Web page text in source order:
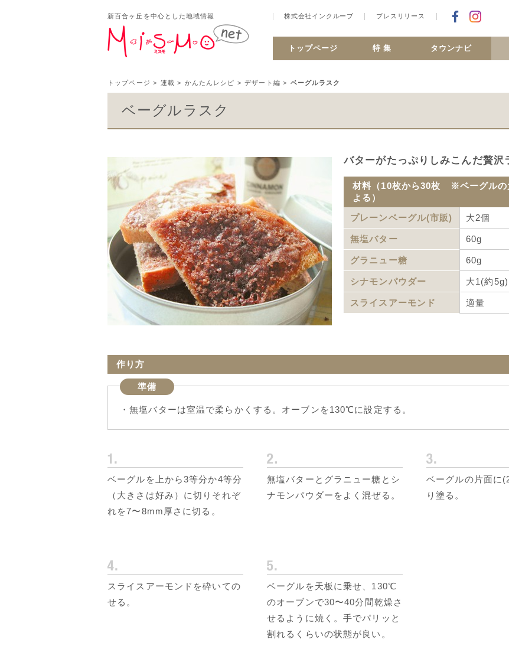
新百合ヶ丘を中心とした地域情報 株式会社インクルーブ プレスリリース Facebook
トップページ 特 集 タウンナビ
トップページ > 連載 > かんたんレシピ > デザート編 > ベーグルラスク
ベーグルラスク
バターがたっぷりしみこんだ贅沢
材料（10枚から30枚 ※ベーグルの
よる）
プレーンベーグル(市販)
大2個
無塩バター 60g
グラニュー糖 60g
シナモンパウダー 大1(約5g)
スライスアーモンド 適量
作り方
準備
・無塩バターは室温で柔らかくする。オーブンを130℃に設定する。
ベーグルを上から3等分か4等分
（大きさは好み）に切りそれぞ
れを7〜8mm厚さに切る。
無塩バターとグラニュー糖とシ
ナモンパウダーをよく混ぜる。
ベーグルの片面に
り塗る。
スライスアーモンドを砕いての
せる。
ベーグルを天板に乗せ、130℃
のオーブンで30〜40分間乾燥さ
せるように焼く。手でパリッと
割れるくらいの状態が良い。